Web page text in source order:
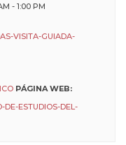
- 1:00 PM
VISITA-GUIADA-
PÁGINA WEB:
ESTUDIOS-DEL-